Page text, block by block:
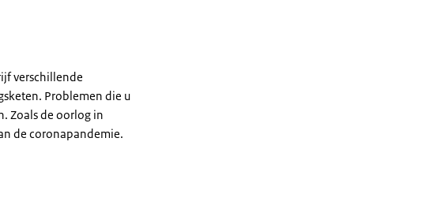
verschillende
Problemen die u
Zoals de oorlog in
de coronapandemie.